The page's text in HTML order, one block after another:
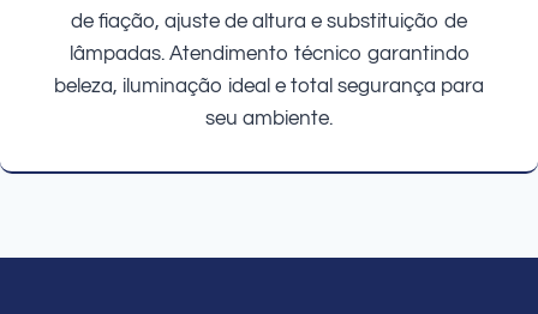
de fiação, ajuste de altura e substituição de
lâmpadas. Atendimento técnico garantindo
beleza, iluminação ideal e total segurança para
seu ambiente.